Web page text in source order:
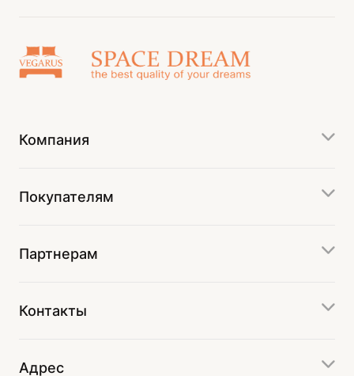
Компания
Покупателям
Партнерам
Контакты
Адрес